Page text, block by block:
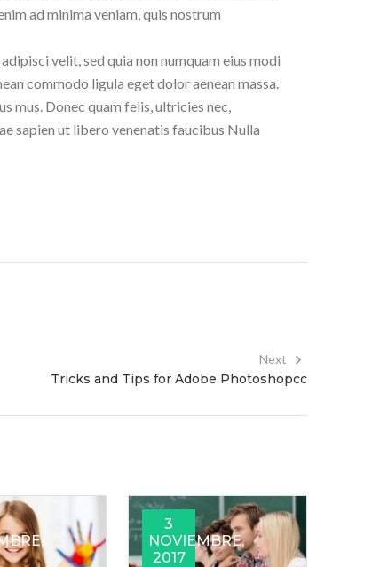
ad minima veniam, quis nostrum
velit, sed quia non numquam eius modi
commodo ligula eget dolor aenean massa.
mus. Donec quam felis, ultricies nec,
sapien ut libero venenatis faucibus Nulla
Next
Tricks and Tips for Adobe Photoshopcc
3
NOVIEMBRE,
2017